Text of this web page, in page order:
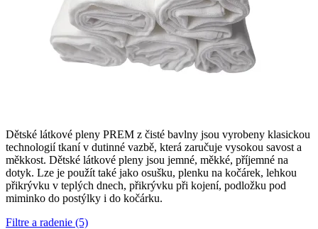
Dětské látkové pleny PREM z čisté bavlny jsou vyrobeny klasickou
technologií tkaní v dutinné vazbě, která zaručuje vysokou savost a
měkkost. Dětské látkové pleny jsou jemné, měkké, příjemné na
dotyk. Lze je použít také jako osušku, plenku na kočárek, lehkou
přikrývku v teplých dnech, přikrývku při kojení, podložku pod
miminko do postýlky i do kočárku.
Filtre a radenie (5)